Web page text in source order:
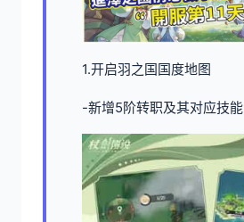
1.开启羽之国国度地图
-新增5阶转职及其对应技能